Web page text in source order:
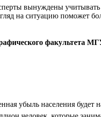
вынуждены
на ситуацию поможет
факультета
убыль населения будет